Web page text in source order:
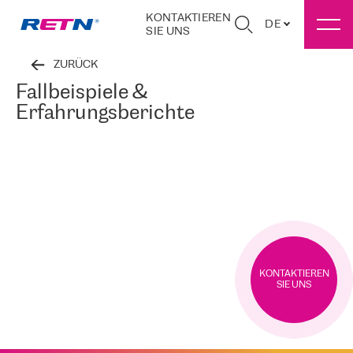
KONTAKTIEREN
SIE UNS
DE
ZURÜCK
Fallbeispiele &
Erfahrungsberichte
KONTAKTIEREN
SIE UNS